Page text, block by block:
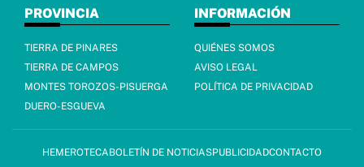
PROVINCIA
TIERRA DE PINARES
TIERRA DE CAMPOS
MONTES TOROZOS-PISUERGA
DUERO-ESGUEVA
INFORMACIÓN
QUIÉNES SOMOS
AVISO LEGAL
POLÍTICA DE PRIVACIDAD
HEMEROTECABOLETÍN DE NOTICIASPUBLICIDADCONTACTO